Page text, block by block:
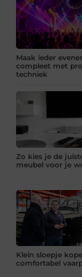
Maak ieder
compleet met
techniek
Zo kies je de
meubel voor je
Klein sloepje
comfortabel